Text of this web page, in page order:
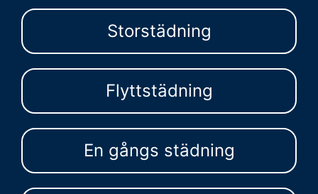
Storstädning
Flyttstädning
En gångs städning